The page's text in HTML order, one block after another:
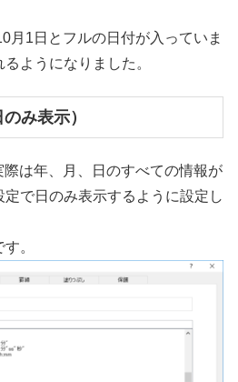
月1日とフルの日付が入っていま
ようになりました。
み表示）
は年、月、日のすべての情報が
で日のみ表示するように設定し
。